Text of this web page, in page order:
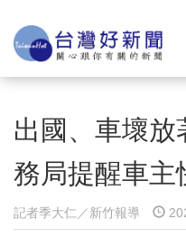
出國、車壞
務局提醒車主
記者季大仁／新竹報導